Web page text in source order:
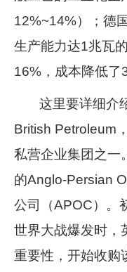
12%~14%）；德
生产能力达1兆瓦
16%，成本降低了
这里要详细介
British Petroleum
私营企业集团之一
的Anglo-Persian
公司（APOC）。
世界大战爆发时，
重要性，开始收购